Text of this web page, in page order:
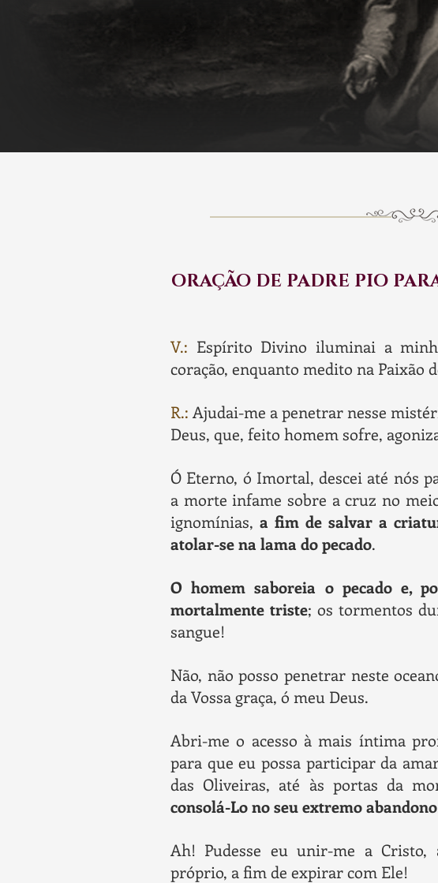
ORAÇÃO DE PADRE PIO
V.: Espírito Divino iluminai a
coração, enquanto medito na Paixão
R.: Ajudai-me a penetrar nesse
Deus, que, feito homem sofre,
Ó Eterno, ó Imortal, descei até nós
a morte infame sobre a cruz no
ignomínias, a fim de salvar a
atolar-se na lama do pecado.
O homem saboreia o pecado e,
mortalmente triste; os tormentos
sangue!
Não, não posso penetrar neste
da Vossa graça, ó meu Deus.
Abri-me o acesso à mais íntima
para que eu possa participar da
das Oliveiras, até às portas da
consolá-Lo no seu extremo abandono
Ah! Pudesse eu unir-me a Cristo,
próprio, a fim de expirar com Ele!